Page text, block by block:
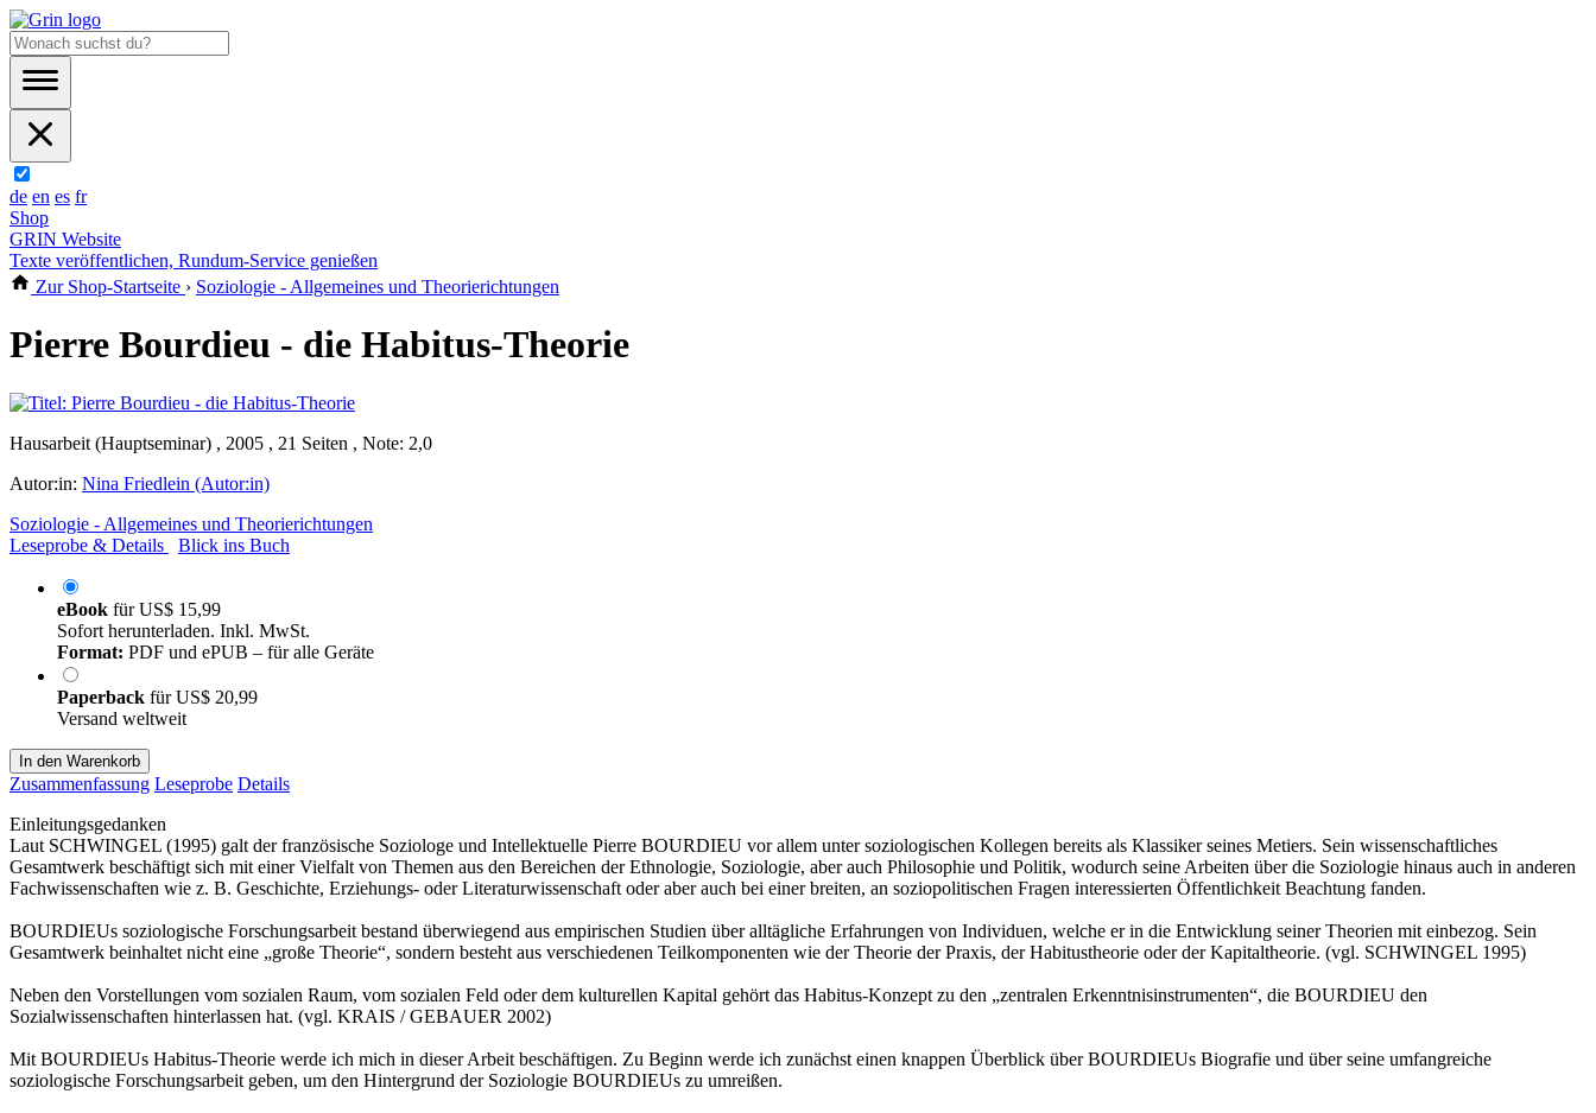
de en es fr
Shop
GRIN Website
Texte veröffentlichen, Rundum-Service genießen
Zur Shop-Startseite › Soziologie - Allgemeines und Theorierichtungen
Pierre Bourdieu - die Habitus-Theorie
Hausarbeit (Hauptseminar) , 2005 , 21 Seiten , Note: 2,0
Autor:in: Nina Friedlein (Autor:in)
Soziologie - Allgemeines und Theorierichtungen
Leseprobe & Details
Blick ins Buch
eBook fürUS$ 15,99
Sofort herunterladen. Inkl. MwSt.
Format: PDF und ePUB – für alle Geräte
Paperback fürUS$ 20,99
Versand weltweit
In den Warenkorb
Zusammenfassung Leseprobe Details
Einleitungsgedanken
Laut SCHWINGEL (1995) galt der französische Soziologe und Intellektuelle Pierre BOURDIEU vor allem unter soziologischen Kollegen bereits als Klassiker seines Metiers. Sein wissenschaftliches
Gesamtwerk beschäftigt sich mit einer Vielfalt von Themen aus den Bereichen der Ethnologie, Soziologie, aber auch Philosophie und Politik, wodurch seine Arbeiten über die Soziologie hinaus auch in anderen
Fachwissenschaften wie z. B. Geschichte, Erziehungs- oder Literaturwissenschaft oder aber auch bei einer breiten, an soziopolitischen Fragen interessierten Öffentlichkeit Beachtung fanden.
BOURDIEUs soziologische Forschungsarbeit bestand überwiegend aus empirischen Studien über alltägliche Erfahrungen von Individuen, welche er in die Entwicklung seiner Theorien mit einbezog. Sein
Gesamtwerk beinhaltet nicht eine „große Theorie“, sondern besteht aus verschiedenen Teilkomponenten wie der Theorie der Praxis, der Habitustheorie oder der Kapitaltheorie. (vgl. SCHWINGEL 1995)
Neben den Vorstellungen vom sozialen Raum, vom sozialen Feld oder dem kulturellen Kapital gehört das Habitus-Konzept zu den „zentralen Erkenntnisinstrumenten“, die BOURDIEU den
Sozialwissenschaften hinterlassen hat. (vgl. KRAIS / GEBAUER 2002)
Mit BOURDIEUs Habitus-Theorie werde ich mich in dieser Arbeit beschäftigen. Zu Beginn werde ich zunächst einen knappen Überblick über BOURDIEUs Biografie und über seine umfangreiche
soziologische Forschungsarbeit geben, um den Hintergrund der Soziologie BOURDIEUs zu umreißen.